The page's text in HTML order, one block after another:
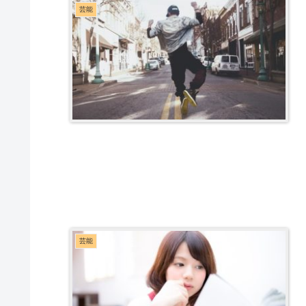
芸能
芸能